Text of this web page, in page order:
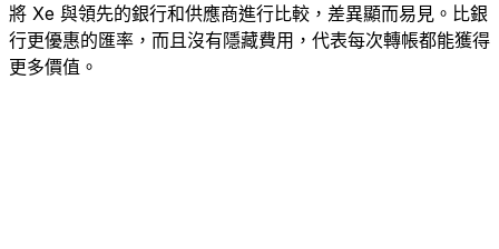
將 Xe 與領先的銀行和供應商進行比較，差異顯而易見。比銀
行更優惠的匯率，而且沒有隱藏費用，代表每次轉帳都能獲得
更多價值。